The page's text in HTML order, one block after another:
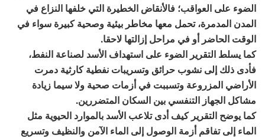
الضوء على العواقب؛ فالأنقاض الخطيرة التي خلفها النزاع في
المدن المدمرة، تحمل معها مخاطر بيئية وصحية كبيرة سواء في
الوقت الحاضر أو في مراحل إزالتها لاحقا.
كما يسلط التقرير الضوء على استهداف الأسد لصناعة النفط،
فأدى ذلك إلى نشوب حرائق وتسريبات نفطية كارثية دمرت
الأراضي المزروعة وتسببت في أزمات صحية ولا سيما زيادة
مشاكل الجهاز التنفسي بين السكان المتضررين.
كما يوضح التقرير كيف أدى تلاعب الأسد بالموارد الحيوية مثل
الماء إلى تفاقم أزمة الوصول إلى الماء الآمن والنظيف وتسريع